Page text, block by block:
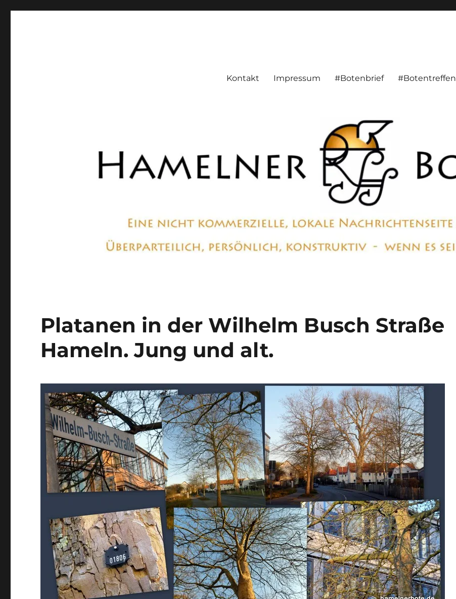
Kontakt Impressum #Botenbrief #Botentreffen
Platanen in der Wilhelm Busch Straße
Hameln. Jung und alt.